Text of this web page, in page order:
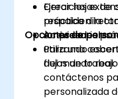
Crear hojas de
respalden la
empresariales.
Ejercicios
práctica
Actividades
utilizando
del mundo real.
Opciones de
Para una
flujos de
contáctenos
personalizada